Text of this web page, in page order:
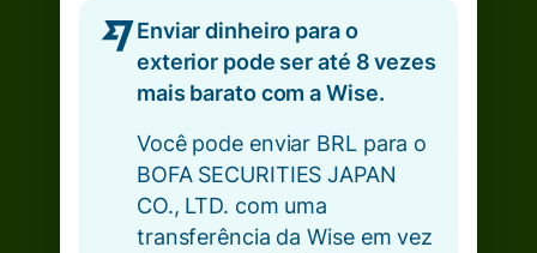
Enviar dinheiro para o
exterior pode ser até 8 vezes
mais barato com a Wise.
Você pode enviar BRL para o
BOFA SECURITIES JAPAN
CO., LTD. com uma
transferência da Wise em vez